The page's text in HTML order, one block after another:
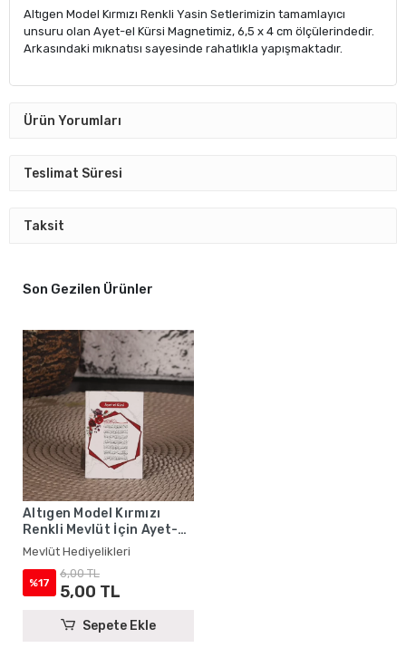
Altıgen Model Kırmızı Renkli Yasin Setlerimizin tamamlayıcı
unsuru olan Ayet-el Kürsi Magnetimiz, 6,5 x 4 cm ölçülerindedir.
Arkasındaki mıknatısı sayesinde rahatlıkla yapışmaktadır.
Ürün Yorumları
Teslimat Süresi
Taksit
Son Gezilen Ürünler
Altıgen Model Kırmızı
Renkli Mevlüt İçin Ayet-el
Kürsi Magnet
Mevlüt Hediyelikleri
%17
6,00 TL
5,00 TL
Sepete Ekle